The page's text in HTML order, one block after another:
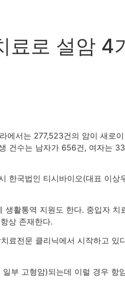
료로 설암 4
서는 277,523건의 암이 새로
건수는 남자가 656건, 여자는
국법인 티시바이오(대표 이
활통역 지원도 한다. 중입자
상 존재한다.
료전문 클리닉에서 시작하고
부 고형암)되는데 이럴 경우 항